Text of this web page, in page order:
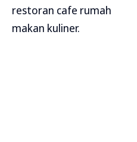
restoran cafe rumah
makan kuliner.